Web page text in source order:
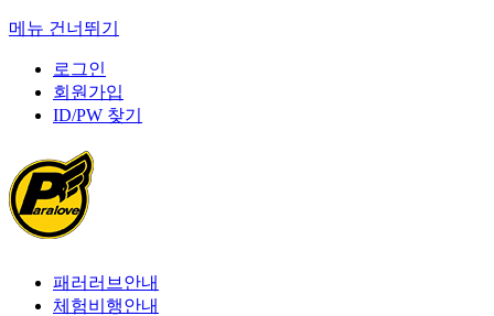
메뉴 건너뛰기
로그인
회원가입
ID/PW 찾기
패러러브안내
체험비행안내